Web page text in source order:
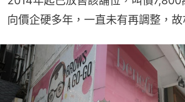
向價企硬多年，一直未有再調整，故